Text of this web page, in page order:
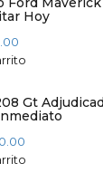
Hoy
Gt